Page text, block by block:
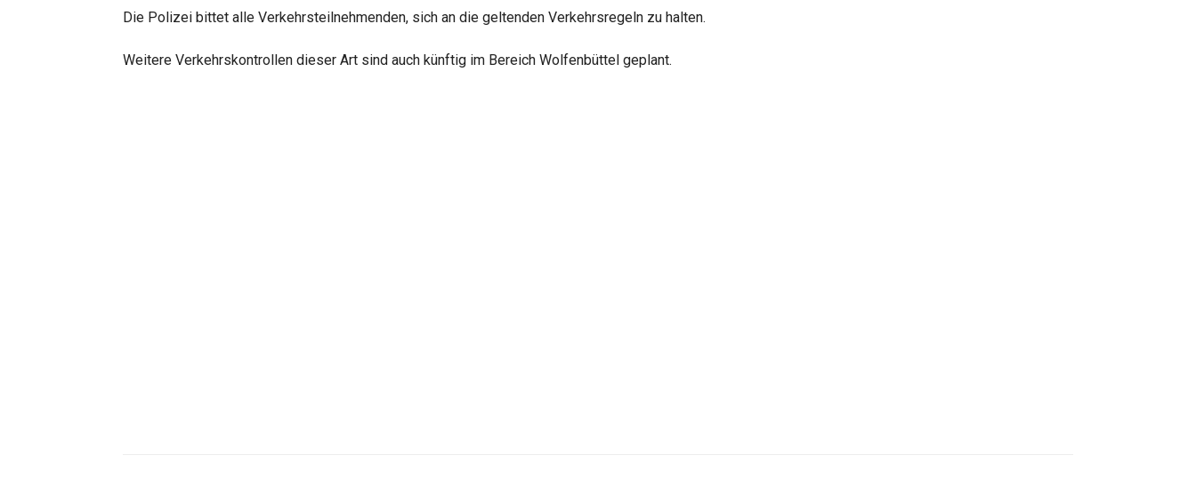
Die Polizei bittet alle Verkehrsteilnehmenden, sich an die geltenden Verkehrsregeln zu halten.
Weitere Verkehrskontrollen dieser Art sind auch künftig im Bereich Wolfenbüttel geplant.